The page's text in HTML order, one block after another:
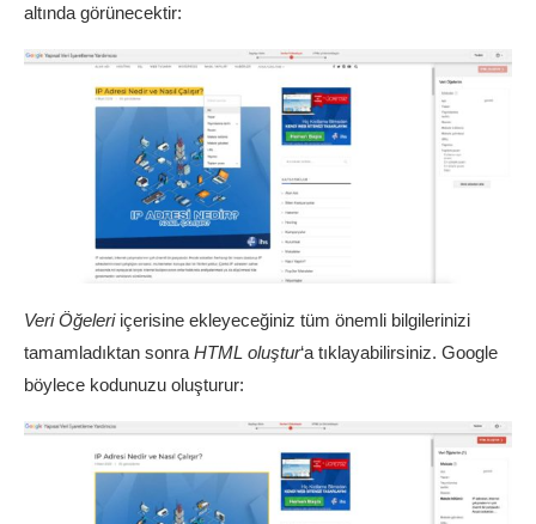
altında görünecektir:
Veri Öğeleriiçerisine ekleyeceğiniz tüm önemli bilgilerinizi
tamamladıktan sonraHTML oluştur‘a tıklayabilirsiniz. Google
böylece kodunuzu oluşturur: